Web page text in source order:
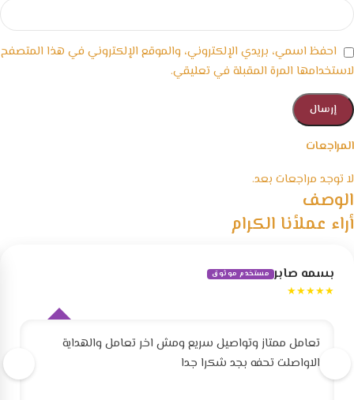
المراجعات
لا توجد مراجعات بعد.
احفظ اسمي، بريدي الإلكتروني، والموقع الإلكتروني في هذا المتصفح
لاستخدامها المرة المقبلة في تعليقي.
الوصف
أراء عملأنا الكرام
بسمه صابر مستخدم موثوق
★★★★★
تعامل ممتاز وتواصيل سريع ومش اخر تعامل والهداية
الاواصلت تحفه بجد شكرا جدا